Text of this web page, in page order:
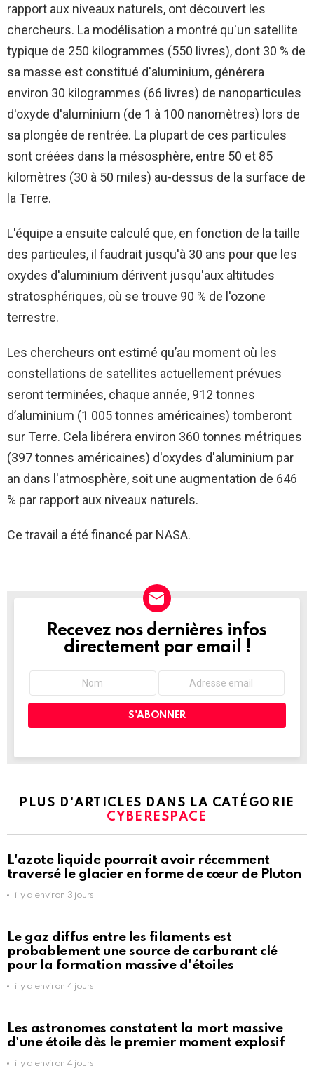
rapport aux niveaux naturels, ont découvert les
chercheurs. La modélisation a montré qu'un satellite
typique de 250 kilogrammes (550 livres), dont 30 % de
sa masse est constitué d'aluminium, générera
environ 30 kilogrammes (66 livres) de nanoparticules
d'oxyde d'aluminium (de 1 à 100 nanomètres) lors de
sa plongée de rentrée. La plupart de ces particules
sont créées dans la mésosphère, entre 50 et 85
kilomètres (30 à 50 miles) au-dessus de la surface de
la Terre.
L'équipe a ensuite calculé que, en fonction de la taille
des particules, il faudrait jusqu'à 30 ans pour que les
oxydes d'aluminium dérivent jusqu'aux altitudes
stratosphériques, où se trouve 90 % de l'ozone
terrestre.
Les chercheurs ont estimé qu’au moment où les
constellations de satellites actuellement prévues
seront terminées, chaque année, 912 tonnes
d’aluminium (1 005 tonnes américaines) tomberont
sur Terre. Cela libérera environ 360 tonnes métriques
(397 tonnes américaines) d'oxydes d'aluminium par
an dans l'atmosphère, soit une augmentation de 646
% par rapport aux niveaux naturels.
Ce travail a été financé par NASA.
NEWSLETTER
Recevez nos dernières infos
directement par email !
PLUS D'ARTICLES DANS LA CATÉGORIE
CYBERESPACE
L'azote liquide pourrait avoir récemment
traversé le glacier en forme de cœur de Pluton
il y a environ 3 jours
Le gaz diffus entre les filaments est
probablement une source de carburant clé
pour la formation massive d'étoiles
il y a environ 4 jours
Les astronomes constatent la mort massive
d'une étoile dès le premier moment explosif
il y a environ 4 jours